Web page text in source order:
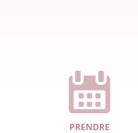
PRENDRE